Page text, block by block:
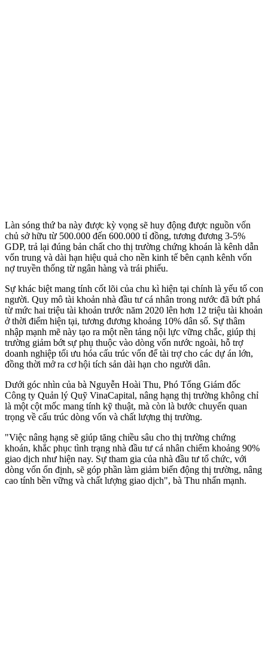
Làn sóng thứ ba này được kỳ vọng sẽ huy động được nguồn vốn
chủ sở hữu từ 500.000 đến 600.000 tỉ đồng, tương đương 3-5%
GDP, trả lại đúng bản chất cho thị trường chứng khoán là kênh dẫn
vốn trung và dài hạn hiệu quả cho nền kinh tế bên cạnh kênh vốn
nợ truyền thống từ ngân hàng và trái phiếu.
Sự khác biệt mang tính cốt lõi của chu kì hiện tại chính là yếu tố con
người. Quy mô tài khoản nhà đầu tư cá nhân trong nước đã bứt phá
từ mức hai triệu tài khoản trước năm 2020 lên hơn 12 triệu tài khoản
ở thời điểm hiện tại, tương đương khoảng 10% dân số. Sự thâm
nhập mạnh mẽ này tạo ra một nền tảng nội lực vững chắc, giúp thị
trường giảm bớt sự phụ thuộc vào dòng vốn nước ngoài, hỗ trợ
doanh nghiệp tối ưu hóa cấu trúc vốn để tài trợ cho các dự án lớn,
đồng thời mở ra cơ hội tích sản dài hạn cho người dân.
Dưới góc nhìn của bà Nguyễn Hoài Thu, Phó Tổng Giám đốc
Công ty Quản lý Quỹ VinaCapital, nâng hạng thị trường không chỉ
là một cột mốc mang tính kỹ thuật, mà còn là bước chuyển quan
trọng về cấu trúc dòng vốn và chất lượng thị trường.
"Việc nâng hạng sẽ giúp tăng chiều sâu cho thị trường chứng
khoán, khắc phục tình trạng nhà đầu tư cá nhân chiếm khoảng 90%
giao dịch như hiện nay. Sự tham gia của nhà đầu tư tổ chức, với
dòng vốn ổn định, sẽ góp phần làm giảm biến động thị trường, nâng
cao tính bền vững và chất lượng giao dịch", bà Thu nhấn mạnh.